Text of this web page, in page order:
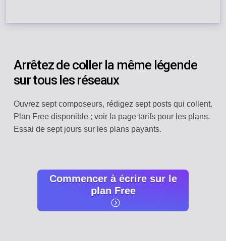
Arrêtez de coller la même légende
sur tous les réseaux
Ouvrez sept composeurs, rédigez sept posts qui collent.
Plan Free disponible ; voir la page tarifs pour les plans.
Essai de sept jours sur les plans payants.
Commencer à écrire sur le
plan Free